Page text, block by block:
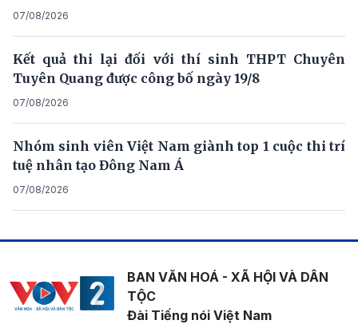
07/08/2026
Kết quả thi lại đối với thí sinh THPT Chuyên
Tuyên Quang được công bố ngày 19/8
07/08/2026
Nhóm sinh viên Việt Nam giành top 1 cuộc thi trí
tuệ nhân tạo Đông Nam Á
07/08/2026
BAN VĂN HOÁ - XÃ HỘI VÀ DÂN
TỘC
Đài Tiếng nói Việt Nam